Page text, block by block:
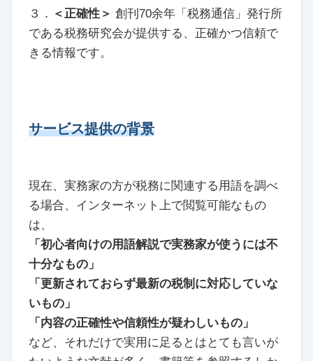
３． ＜正確性＞ 創刊70余年「税務通信」発行所
である税務研究会が提供する、正確かつ信頼で
きる情報です。
サービス提供の背景
現在、実務家の方が税務に関連する用語を調べ
る場合、インターネット上で閲覧可能なもの
は、
「初心者向けの用語解説で実務家が使うには不
十分なもの」
「更新されておらず最新の税制に対応していな
いもの」
「内容の正確性や信頼性が疑わしいもの」
など、それだけで実用に足るとはとても言いが